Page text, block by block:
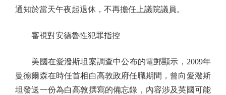
通知於當天午夜起退休，不再擔任上議院議員。
審視對安德魯性犯罪指控
美國在愛潑斯坦案調查中公布的電郵顯示，2009年
曼德爾森在時任首相白高敦政府任職期間，曾向愛潑斯
坦發送一份為白高敦撰寫的備忘錄，內容涉及英國可能